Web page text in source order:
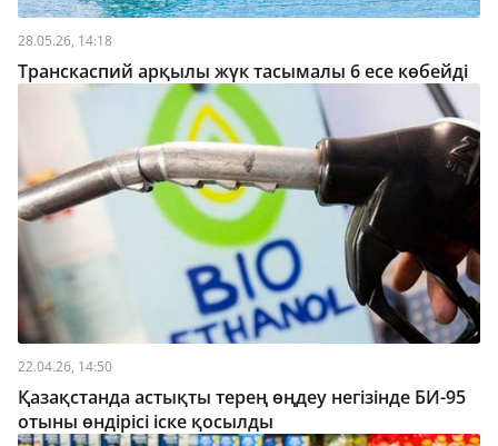
28.05.26, 14:18
Транскаспий арқылы жүк тасымалы 6 есе көбейді
22.04.26, 14:50
Қазақстанда астықты терең өңдеу негізінде БИ-95
отыны өндірісі іске қосылды